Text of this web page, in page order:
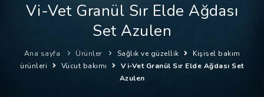
FIRMALAR
ÜRÜNLER
NASIL ÇALIŞIR?
YARDIM
Vi-Vet Granül Sır Elde Ağdası
Set Azulen
Ana sayfa Ürünler Sağlık ve güzellik
Kişisel bakım
ürünleri
Vücut bakımı
Vi-Vet Granül Sır Elde Ağdası Set
Azulen